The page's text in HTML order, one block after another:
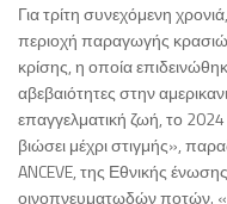
Για τρίτη συνεχόμενη
περιοχή παραγωγής
κρίσης, η οποία
αβεβαιότητες στην
επαγγελματική ζωή, το
βιώσει μέχρι στιγμής»,
ANCEVE, της Εθνικής
οινοπνευματωδών ποτών.